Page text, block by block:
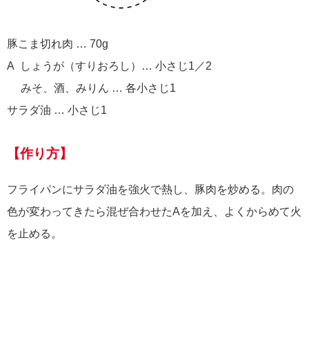
豚こま切れ肉 … 70g
A しょうが（すりおろし）… 小さじ1／2
みそ、酒、みりん … 各小さじ1
サラダ油 … 小さじ1
【作り方】
フライパンにサラダ油を強火で熱し、豚肉を炒める。肉の
色が変わってきたら混ぜ合わせたAを加え、よくからめて火
を止める。